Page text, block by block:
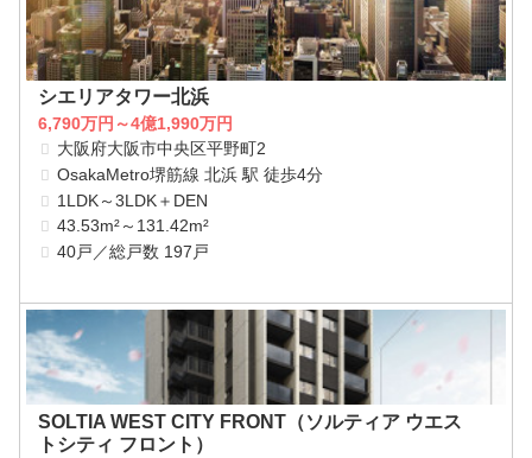
シエリアタワー北浜
6,790万円～4億1,990万円
大阪府大阪市中央区平野町2
OsakaMetro堺筋線 北浜 駅 徒歩4分
1LDK～3LDK＋DEN
43.53m²～131.42m²
40戸／総戸数 197戸
SOLTIA WEST CITY FRONT（ソルティア ウエス
トシティ フロント）